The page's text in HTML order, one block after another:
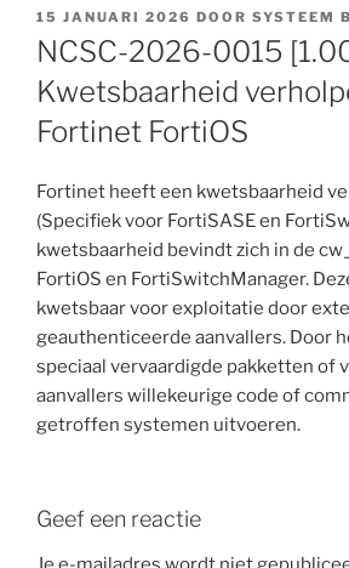
GEPLAATST
OP
15 JANUARI 2026 DOOR SYSTEEM
NCSC-2026-0015
Kwetsbaarheid
Fortinet FortiOS
Fortinet heeft een kwetsbaarheid
(Specifiek voor FortiSASE en
kwetsbaarheid bevindt zich in de
FortiOS en FortiSwitchManager.
kwetsbaar voor exploitatie door
geauthenticeerde aanvallers. Door
speciaal vervaardigde pakketten of
aanvallers willekeurige code of
getroffen systemen uitvoeren.
Geef een reactie